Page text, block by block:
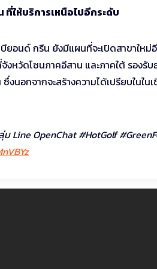
ให้บริการเหนือไปอีกระดับ
ยอนด์ กรีน ยังมีแผนที่จะเปิดสาขาใหม่
งหวัดโซนภาคอีสาน และภาคใต้ รองรั
งนอกจากจะสร้างความได้เปรียบใน
Line OpenChat #HotGolf